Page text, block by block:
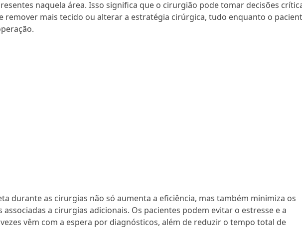
naquela área. Isso significa que o cirurgião pode tomar decisões
remover mais tecido ou alterar a estratégia cirúrgica, tudo enquanto o
durante as cirurgias não só aumenta a eficiência, mas também minimiza os
associadas a cirurgias adicionais. Os pacientes podem evitar o estresse e a
vêm com a espera por diagnósticos, além de reduzir o tempo total de